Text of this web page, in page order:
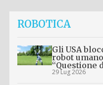
ROBOTICA
Gli USA
robot
“Questione
29 Lug 2026